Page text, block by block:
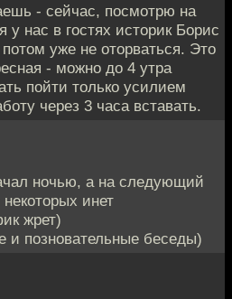
- сейчас, посмотрю на
у нас в гостях историк Борис
уже не оторваться. Это
- можно до 4 утра
пойти только усилием
через 3 часа вставать.
ночью, а на следующий
инет
жрет)
и позновательные беседы)